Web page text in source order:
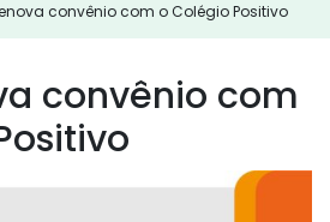
convênio com o Colégio Positivo
convênio com